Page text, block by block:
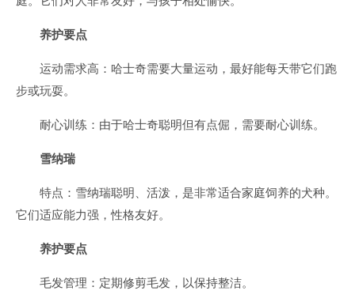
养护要点
运动需求高：哈士奇需要大量运动，最好能每天带它们跑
步或玩耍。
耐心训练：由于哈士奇聪明但有点倔，需要耐心训练。
雪纳瑞
特点：雪纳瑞聪明、活泼，是非常适合家庭饲养的犬种。
它们适应能力强，性格友好。
养护要点
毛发管理：定期修剪毛发，以保持整洁。